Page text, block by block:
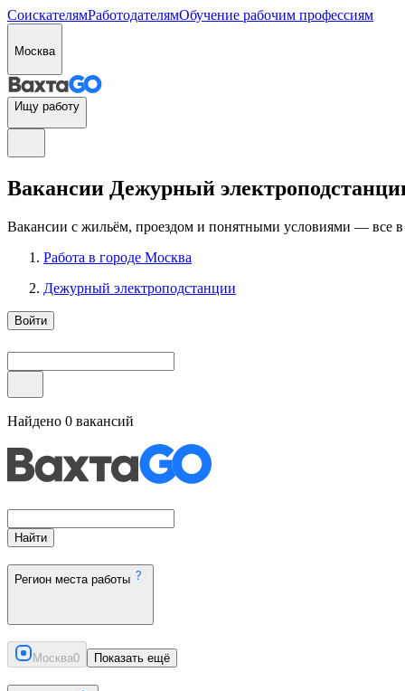
СоискателямРаботодателямОбучение рабочим профессиям
Москва
Ищу работу
Вакансии Дежурный
Вакансии с жильём, проездом и понятными условиями — все в
Работа в городе Москва
Дежурный электроподстанции
Войти
Найдено 0 вакансий
Найти
Регион места работы
Москва0 Показать ещё